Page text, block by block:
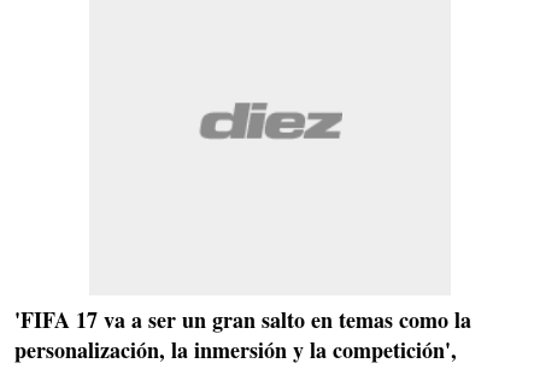
'FIFA 17 va a ser un gran salto en temas como la
personalización, la inmersión y la competición',